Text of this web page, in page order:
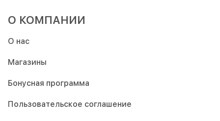
О КОМПАНИИ
О нас
Магазины
Бонусная программа
Пользовательское соглашение